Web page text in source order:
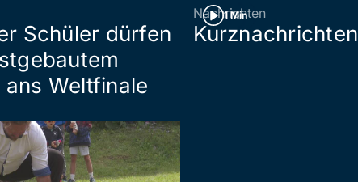
Schüler dürfen
ans Weltfinale
1 Min
Nachrichten
Kurznachrichten